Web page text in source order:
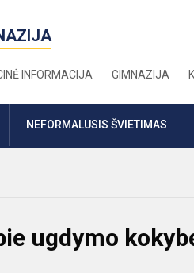
INFORMACIJA GIMNAZIJA
NEFORMALUSIS ŠVIETIMAS
ugdymo